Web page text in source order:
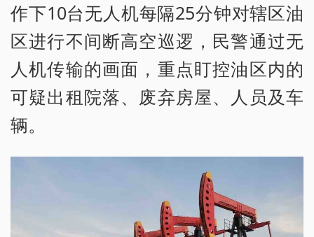
作下10台无人机每隔25分钟对辖区油
区进行不间断高空巡逻，民警通过无
人机传输的画面，重点盯控油区内的
可疑出租院落、废弃房屋、人员及车
辆。